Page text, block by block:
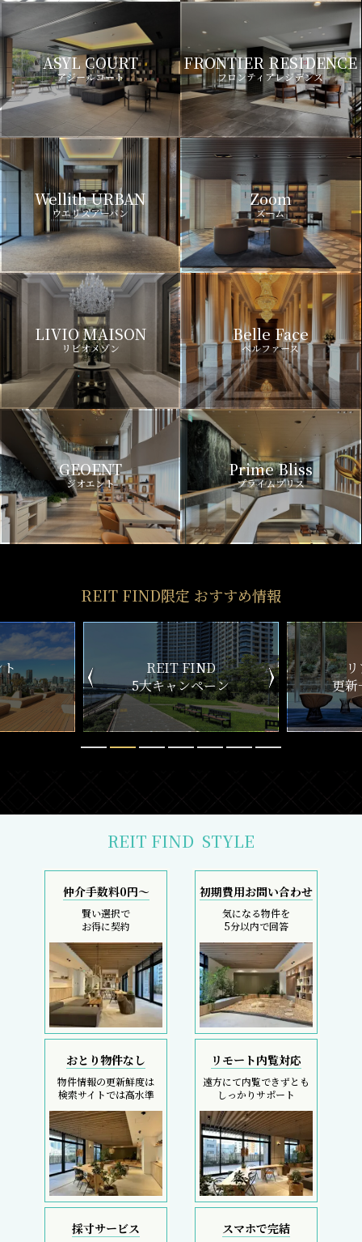
ASYL COURT
アジールコート
FRONTIER RESIDENCE
フロンティアレジデンス
Wellith URBAN
ウエリスアーバン
Zoom
ズーム
LIVIO MAISON
リビオメゾン
Belle Face
ベルファース
GEOENT
ジオエント
Prime Bliss
プライムブリス
REIT FIND限定 おすすめ情報
ン
リアルタイム
更新一覧チェック
新
REIT FIND STYLE
仲介手数料0円～
賢い選択で
お得に契約
初期費用お問い合わせ
気になる物件を
5分以内で回答
おとり物件なし
物件情報の更新鮮度は
検索サイトでは高水準
リモート内覧対応
遠方にて内覧できずとも
しっかりサポート
採寸サービス スマホで完結